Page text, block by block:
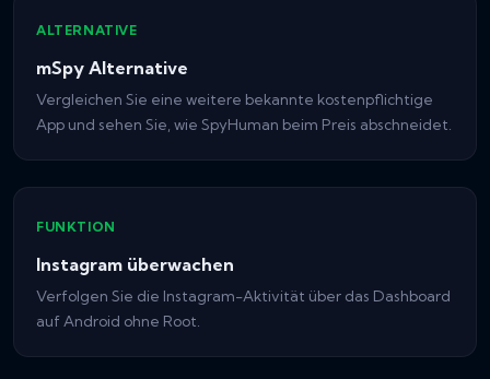
ALTERNATIVE
mSpy Alternative
Vergleichen Sie eine weitere bekannte kostenpflichtige
App und sehen Sie, wie SpyHuman beim Preis abschneidet.
FUNKTION
Instagram überwachen
Verfolgen Sie die Instagram-Aktivität über das Dashboard
auf Android ohne Root.